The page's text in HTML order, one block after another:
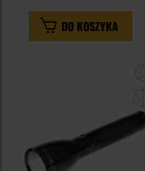
DO KOSZYKA